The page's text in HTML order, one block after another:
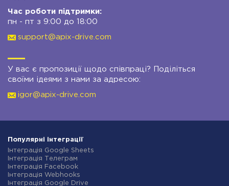
Час роботи підтримки:
пн - пт з 9:00 до 18:00
support@apix-drive.com
У вас є пропозиції щодо співпраці? Поділіться
своїми ідеями з нами за адресою:
igor@apix-drive.com
Популярні інтеграції
Інтеграція Google Sheets
Інтеграція Телеграм
Інтеграція Facebook
Інтеграція Webhooks
Інтеграція Google Drive